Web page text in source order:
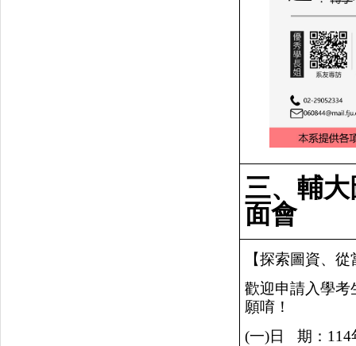
三、輔
面會
【探索圖資、
歡迎申請入學考
願唷！
(一)日
期： 114